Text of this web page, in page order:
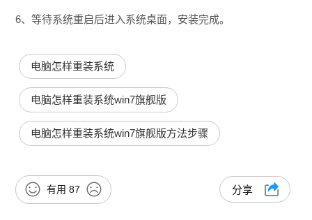
6、等待系统重启后进入系统桌面，安装完成。
电脑怎样重装系统
电脑怎样重装系统win7旗舰版
电脑怎样重装系统win7旗舰版方法步骤
有用 87 分享